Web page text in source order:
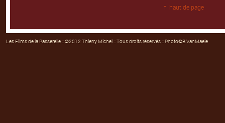
haut de page
Les Films de la Passerelle:: ©2012 Thierry Michel :: Tous droits réservés :: Photo©B.VanMaele